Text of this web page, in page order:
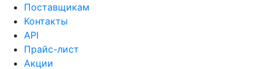
Поставщикам
Контакты
API
Прайс-лист
Акции